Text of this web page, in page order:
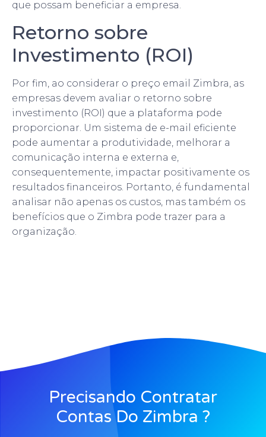
que possam beneficiar a empresa.
Retorno sobre
Investimento (ROI)
Por fim, ao considerar o preço email Zimbra, as
empresas devem avaliar o retorno sobre
investimento (ROI) que a plataforma pode
proporcionar. Um sistema de e-mail eficiente
pode aumentar a produtividade, melhorar a
comunicação interna e externa e,
consequentemente, impactar positivamente os
resultados financeiros. Portanto, é fundamental
analisar não apenas os custos, mas também os
benefícios que o Zimbra pode trazer para a
organização.
Precisando Contratar
Contas Do Zimbra ?